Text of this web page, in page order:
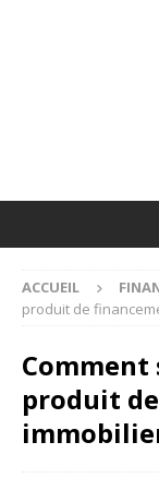
ACCUEIL
produit de
produit